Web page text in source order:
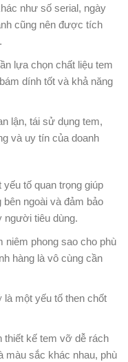
như số serial, ngày
cũng nên được tích
lựa chọn chất liệu tem
dính tốt và khả năng
lận, tái sử dụng tem,
và uy tín của doanh
tố quan trọng giúp
ngoài và đảm bảo
người tiêu dùng.
niêm phong sao cho phù
hàng là vô cùng cần
là một yếu tố then chốt
thiết kế tem vỡ dễ rách
màu sắc khác nhau, phù